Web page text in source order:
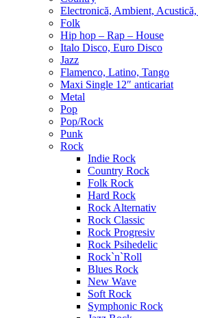
Electronică, Ambient,
Folk
Hip hop – Rap – House
Italo Disco, Euro Disco
Jazz
Flamenco, Latino, Tango
Maxi Single 12″ anticariat
Metal
Pop
Pop/Rock
Punk
Rock
Indie Rock
Country Rock
Folk Rock
Hard Rock
Rock Alternativ
Rock Classic
Rock Progresiv
Rock Psihedelic
Rock`n`Roll
Blues Rock
New Wave
Soft Rock
Symphonic Rock